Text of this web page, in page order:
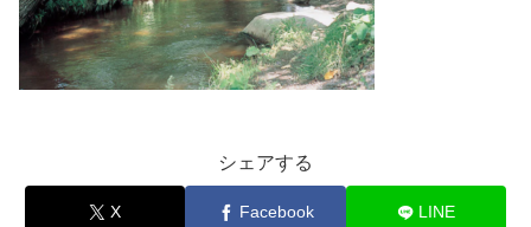
シェアする
X Facebook LINE